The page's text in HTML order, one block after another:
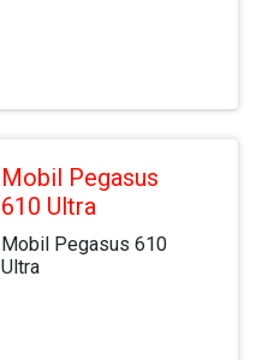
Mobil Pegasus
610 Ultra
Mobil Pegasus 610
Ultra